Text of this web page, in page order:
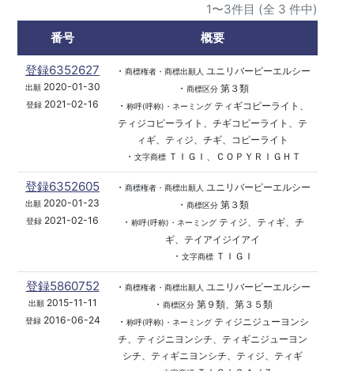
1〜3件目 (全 3 件中)
番号
概要
登録6352627
出願2020-01-30
登録 2021-02-16
・ 商標権者・商標出願人 ユニリバーピーエルシー
・ 商標区分第３類
・ 称呼(呼称)・ネーミングティギコピーライト、
ティジコピーライト、チギコピーライト、テ
ィギ、ティジ、チギ、コピーライト
・ 文字商標ＴＩＧＩ、ＣＯＰＹＲＩＧＨＴ
登録6352605
出願 2020-01-23
登録 2021-02-16
・ 商標権者・商標出願人 ユニリバーピーエルシー
・ 商標区分第３類
・ 称呼(呼称)・ネーミングティジ、ティギ、チ
ギ、テイアイジイアイ
・ 文字商標ＴＩＧＩ
登録5860752
出願2015-11-11
登録2016-06-24
・ 商標権者・商標出願人 ユニリバーピーエルシー
・ 商標区分第９類、第３５類
・ 称呼(呼称)・ネーミングティジニジューヨンシ
チ、ティジニヨンシチ、ティギニジューヨン
シチ、ティギニヨンシチ、ティジ、ティギ